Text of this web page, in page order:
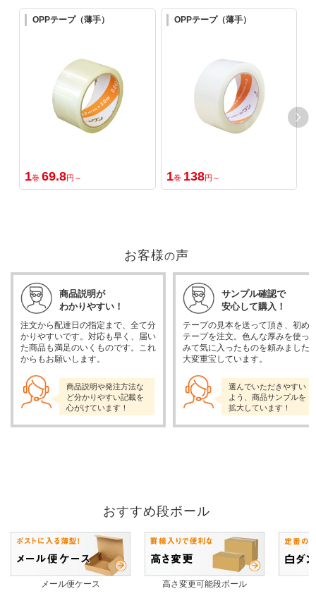
OPPテープ（薄手）
1巻 69.8円～
OPPテープ（薄手）
1巻 138円～
お客様の声
商品説明が
わかりやすい！
注文から配達日の指定まで、全て分
かりやすいです。対応も早く、届い
た商品も満足のいくものです。これ
からもお願いします。
商品説明や発注方法な
ど分かりやすい記載を
心がけています！
サンプル確認で
安心して購入！
テープの見本を送って頂き、初め
テープを注文。色んな厚みを使っ
みて気に入ったものを頼みました
大変重宝しています。
選んでいただきやすい
よう、商品サンプルを
拡大しています！
おすすめ段ボール
メール便ケース 高さ変更可能段ボール